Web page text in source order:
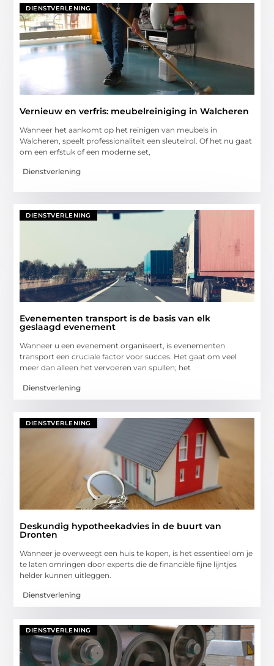
DIENSTVERLENING
Vernieuw en verfris: meubelreiniging in Walcheren
Wanneer het aankomt op het reinigen van meubels in
Walcheren, speelt professionaliteit een sleutelrol. Of het nu gaat
om een erfstuk of een moderne set,
Dienstverlening
DIENSTVERLENING
Evenementen transport is de basis van elk
geslaagd evenement
Wanneer u een evenement organiseert, is evenementen
transport een cruciale factor voor succes. Het gaat om veel
meer dan alleen het vervoeren van spullen; het
Dienstverlening
DIENSTVERLENING
Deskundig hypotheekadvies in de buurt van
Dronten
Wanneer je overweegt een huis te kopen, is het essentieel om je
te laten omringen door experts die de financiële fijne lijntjes
helder kunnen uitleggen.
Dienstverlening
DIENSTVERLENING